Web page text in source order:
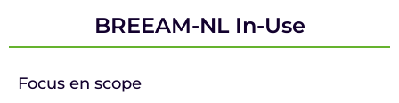
BREEAM-NL In-Use
Focus en scope